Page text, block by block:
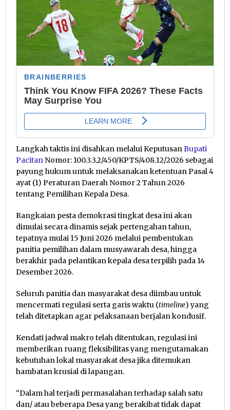
Langkah taktis ini disahkan melalui KeputusanBupati
Pacitan Nomor: 100.3.3.2/450/KPTS/408.12/2026 sebagai
payung hukum untuk melaksanakan ketentuan Pasal 4
ayat (1) Peraturan Daerah Nomor 2 Tahun 2026
tentang Pemilihan Kepala Desa.
Rangkaian pesta demokrasi tingkat desa ini akan
dimulai secara dinamis sejak pertengahan tahun,
tepatnya mulai 15 Juni 2026 melalui pembentukan
panitia pemilihan dalam musyawarah desa, hingga
berakhir pada pelantikan kepala desa terpilih pada 14
Desember 2026.
Seluruh panitia dan masyarakat desa diimbau untuk
mencermati regulasi serta garis waktu (timeline) yang
telah ditetapkan agar pelaksanaan berjalan kondusif.
Kendati jadwal makro telah ditentukan, regulasi ini
memberikan ruang fleksibilitas yang mengutamakan
kebutuhan lokal masyarakat desa jika ditemukan
hambatan krusial di lapangan.
“Dalam hal terjadi permasalahan terhadap salah satu
dan/ atau beberapa Desa yang berakibat tidak dapat